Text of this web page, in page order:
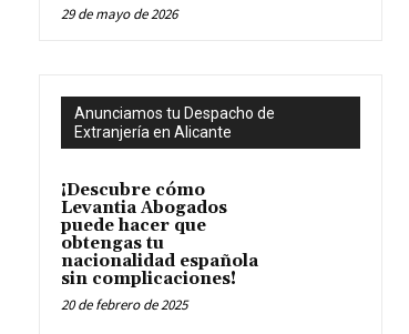
29 de mayo de 2026
Anunciamos tu Despacho de
Extranjería en Alicante
¡Descubre cómo
Levantia Abogados
puede hacer que
obtengas tu
nacionalidad española
sin complicaciones!
20 de febrero de 2025